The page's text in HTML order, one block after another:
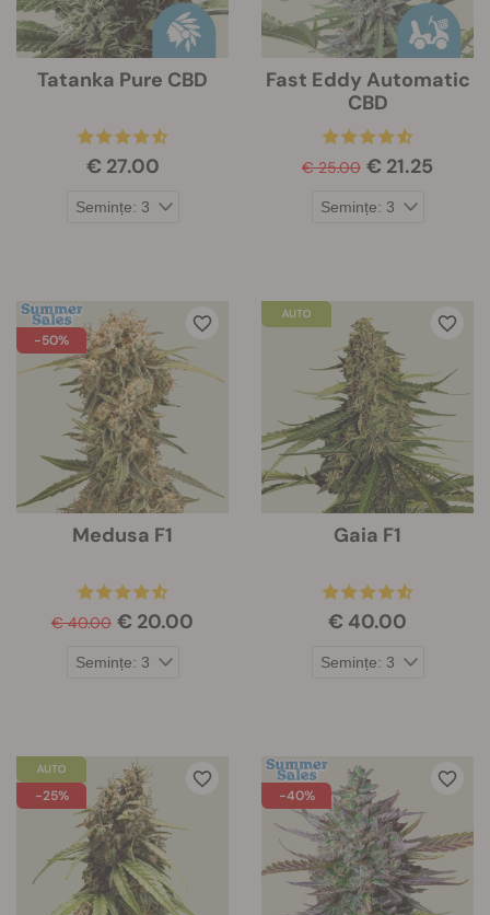
Tatanka Pure CBD
€ 27.00
Fast Eddy Automatic
CBD
€ 25.00 € 21.25
-50%
Medusa F1
€ 40.00 € 20.00
Gaia F1
€ 40.00
-25% -40%